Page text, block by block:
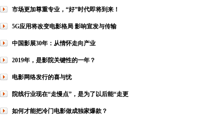
市场更加尊重专业，“好”时代即将到来！
5G应用将改变电影格局 影响宣发与传输
中国影展30年：从情怀走向产业
2019年，是影院关键性的一年？
电影网络发行的喜与忧
院线行业现在“走慢点”，是为了以后能“走更
如何才能把冷门电影做成独家爆款？